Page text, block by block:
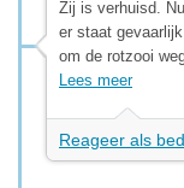
Zij is verhuisd.
er staat
om de rotzooi
Lees meer
Reageer als